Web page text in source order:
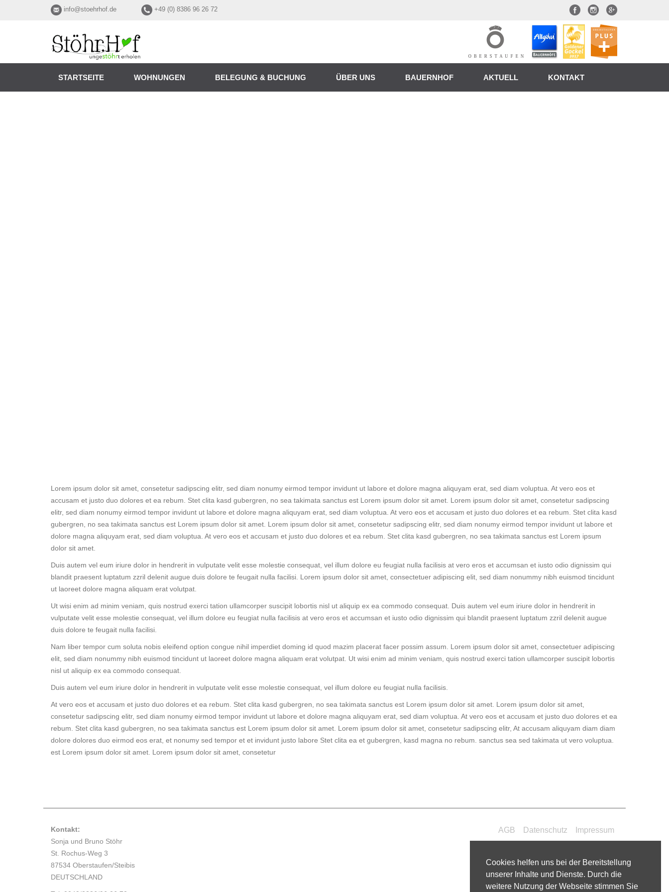
Cookies helfen uns bei der Bereitstellung
unserer Inhalte und Dienste. Durch die
weitere Nutzung der Webseite stimmen Sie
info@stoehrhof.de +49 (0) 8386 96 26 72
STARTSEITE WOHNUNGEN BELEGUNG & BUCHUNG ÜBER UNS BAUERNHOF AKTUELL KONTAKT
Lorem ipsum dolor sit amet, consetetur sadipscing elitr, sed diam nonumy eirmod tempor invidunt ut labore et dolore magna aliquyam erat, sed diam voluptua. At vero eos et
accusam et justo duo dolores et ea rebum. Stet clita kasd gubergren, no sea takimata sanctus est Lorem ipsum dolor sit amet. Lorem ipsum dolor sit amet, consetetur sadipscing
elitr, sed diam nonumy eirmod tempor invidunt ut labore et dolore magna aliquyam erat, sed diam voluptua. At vero eos et accusam et justo duo dolores et ea rebum. Stet clita kasd
gubergren, no sea takimata sanctus est Lorem ipsum dolor sit amet. Lorem ipsum dolor sit amet, consetetur sadipscing elitr, sed diam nonumy eirmod tempor invidunt ut labore et
dolore magna aliquyam erat, sed diam voluptua. At vero eos et accusam et justo duo dolores et ea rebum. Stet clita kasd gubergren, no sea takimata sanctus est Lorem ipsum
dolor sit amet.
Duis autem vel eum iriure dolor in hendrerit in vulputate velit esse molestie consequat, vel illum dolore eu feugiat nulla facilisis at vero eros et accumsan et iusto odio dignissim qui
blandit praesent luptatum zzril delenit augue duis dolore te feugait nulla facilisi. Lorem ipsum dolor sit amet, consectetuer adipiscing elit, sed diam nonummy nibh euismod tincidunt
ut laoreet dolore magna aliquam erat volutpat.
Ut wisi enim ad minim veniam, quis nostrud exerci tation ullamcorper suscipit lobortis nisl ut aliquip ex ea commodo consequat. Duis autem vel eum iriure dolor in hendrerit in
vulputate velit esse molestie consequat, vel illum dolore eu feugiat nulla facilisis at vero eros et accumsan et iusto odio dignissim qui blandit praesent luptatum zzril delenit augue
duis dolore te feugait nulla facilisi.
Nam liber tempor cum soluta nobis eleifend option congue nihil imperdiet doming id quod mazim placerat facer possim assum. Lorem ipsum dolor sit amet, consectetuer adipiscing
elit, sed diam nonummy nibh euismod tincidunt ut laoreet dolore magna aliquam erat volutpat. Ut wisi enim ad minim veniam, quis nostrud exerci tation ullamcorper suscipit lobortis
nisl ut aliquip ex ea commodo consequat.
Duis autem vel eum iriure dolor in hendrerit in vulputate velit esse molestie consequat, vel illum dolore eu feugiat nulla facilisis.
At vero eos et accusam et justo duo dolores et ea rebum. Stet clita kasd gubergren, no sea takimata sanctus est Lorem ipsum dolor sit amet. Lorem ipsum dolor sit amet,
consetetur sadipscing elitr, sed diam nonumy eirmod tempor invidunt ut labore et dolore magna aliquyam erat, sed diam voluptua. At vero eos et accusam et justo duo dolores et ea
rebum. Stet clita kasd gubergren, no sea takimata sanctus est Lorem ipsum dolor sit amet. Lorem ipsum dolor sit amet, consetetur sadipscing elitr, At accusam aliquyam diam diam
dolore dolores duo eirmod eos erat, et nonumy sed tempor et et invidunt justo labore Stet clita ea et gubergren, kasd magna no rebum. sanctus sea sed takimata ut vero voluptua.
est Lorem ipsum dolor sit amet. Lorem ipsum dolor sit amet, consetetur
Kontakt:
Sonja und Bruno Stöhr
St. Rochus-Weg 3
87534 Oberstaufen/Steibis
DEUTSCHLAND
AGB Datenschutz Impressum